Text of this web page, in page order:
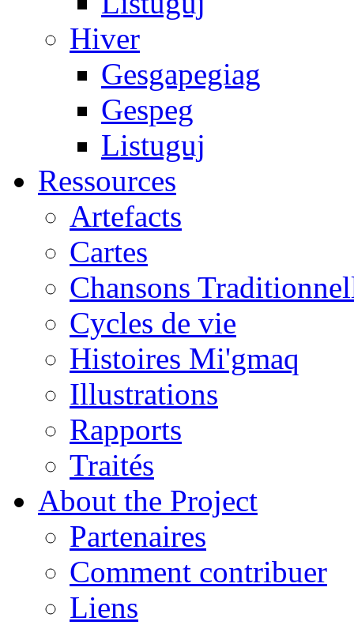
Hiver
Gesgapegiag
Gespeg
Listuguj
Ressources
Artefacts
Cartes
Chansons
Cycles de vie
Histoires Mi'gmaq
Illustrations
Rapports
Traités
About the Project
Partenaires
Comment contribuer
Liens